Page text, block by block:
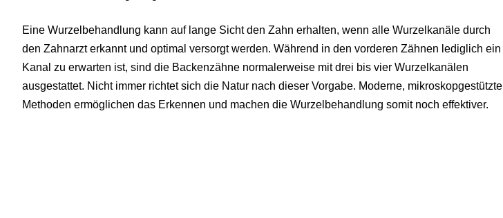
Eine Wurzelbehandlung kann auf lange Sicht den Zahn erhalten, wenn alle Wurzelkanäle durch
den Zahnarzt erkannt und optimal versorgt werden. Während in den vorderen Zähnen lediglich ein
Kanal zu erwarten ist, sind die Backenzähne normalerweise mit drei bis vier Wurzelkanälen
ausgestattet. Nicht immer richtet sich die Natur nach dieser Vorgabe. Moderne, mikroskopgestützte
Methoden ermöglichen das Erkennen und machen die Wurzelbehandlung somit noch effektiver.